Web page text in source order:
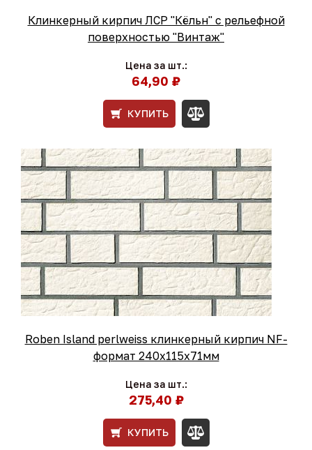
Клинкерный кирпич ЛСР "Кёльн" с рельефной
поверхностью "Винтаж"
Цена за шт.:
64,90 ₽
КУПИТЬ
Roben Island perlweiss клинкерный кирпич NF-
формат 240x115x71мм
Цена за шт.:
275,40 ₽
КУПИТЬ